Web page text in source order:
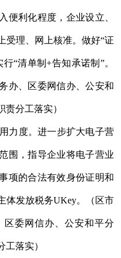
便利化程度， 企业设立、
理、网上核准。 做好“证
行“清单制+告知承诺制 ”。
办、区委网信办、公安和
分工落实）
力度。进一步扩大电子营
围，指导企业将电子营业
项的合法有效身份证明和
体发放税务UKey。（区市
委网信办、公安和平分
落实）